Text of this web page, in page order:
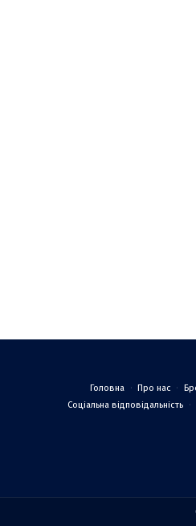
Головна Про нас
Соціальна відповідальність